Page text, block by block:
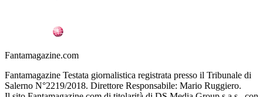
Fantamagazine.com
Fantamagazine Testata giornalistica registrata presso il Tribunale di
Salerno N°2219/2018. Direttore Responsabile: Mario Ruggiero.